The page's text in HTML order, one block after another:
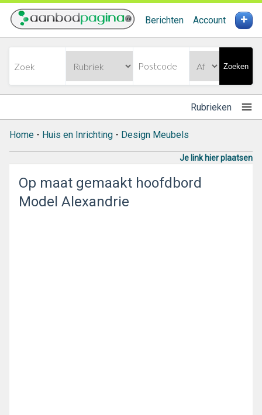
Berichten Account +
Zoeken
Rubrieken
Home - Huis en Inrichting - Design Meubels
Je link hier plaatsen
Op maat gemaakt hoofdbord
Model Alexandrie